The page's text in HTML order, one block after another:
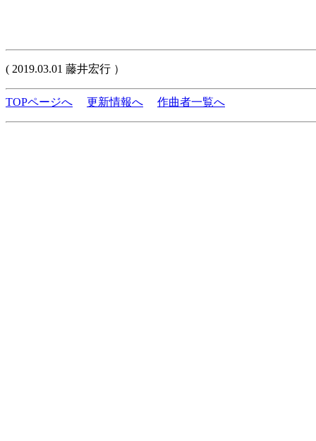
( 2019.03.01 藤井宏行 ）
TOPページへ 更新情報へ 作曲者一覧へ